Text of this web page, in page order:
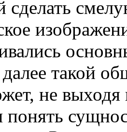
сделать
такой
не выходя
понять